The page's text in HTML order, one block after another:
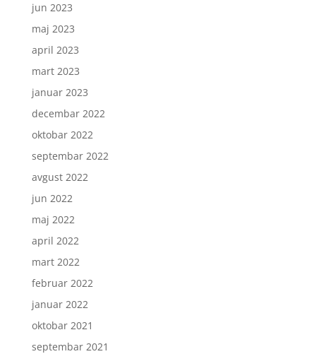
jun 2023
maj 2023
april 2023
mart 2023
januar 2023
decembar 2022
oktobar 2022
septembar 2022
avgust 2022
jun 2022
maj 2022
april 2022
mart 2022
februar 2022
januar 2022
oktobar 2021
septembar 2021